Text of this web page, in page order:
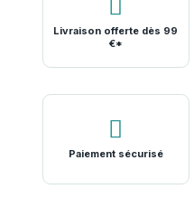
Livraison offerte dès 99
€*
Paiement sécurisé